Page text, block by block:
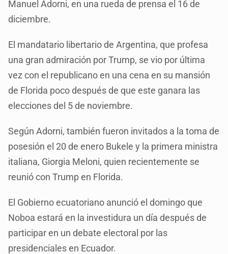
Manuel Adorni, en una rueda de prensa el 16 de
diciembre.
El mandatario libertario de Argentina, que profesa
una gran admiración por Trump, se vio por última
vez con el republicano en una cena en su mansión
de Florida poco después de que este ganara las
elecciones del 5 de noviembre.
Según Adorni, también fueron invitados a la toma de
posesión el 20 de enero Bukele y la primera ministra
italiana, Giorgia Meloni, quien recientemente se
reunió con Trump en Florida.
El Gobierno ecuatoriano anunció el domingo que
Noboa estará en la investidura un día después de
participar en un debate electoral por las
presidenciales en Ecuador.